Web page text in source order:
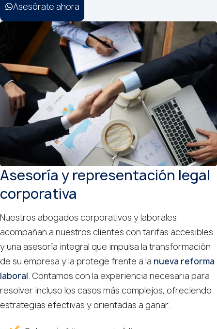
Asesórate ahora
Asesoría y representación legal
corporativa
Nuestros abogados corporativos y laborales
acompañan a nuestros clientes con tarifas accesibles
y una asesoría integral que impulsa la transformación
de su empresa y la protege frente a la nueva reforma
laboral. Contamos con la experiencia necesaria para
resolver incluso los casos más complejos, ofreciendo
estrategias efectivas y orientadas a ganar.